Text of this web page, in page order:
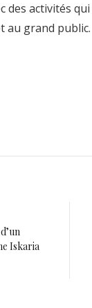
activités
au grand public.
Iskaria